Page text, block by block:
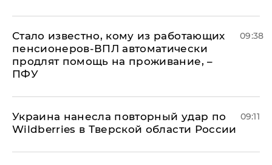
Стало известно, кому из работающих
пенсионеров-ВПЛ автоматически
продлят помощь на проживание, –
ПФУ
09:38
Украина нанесла повторный удар по
Wildberries в Тверской области России
09:11